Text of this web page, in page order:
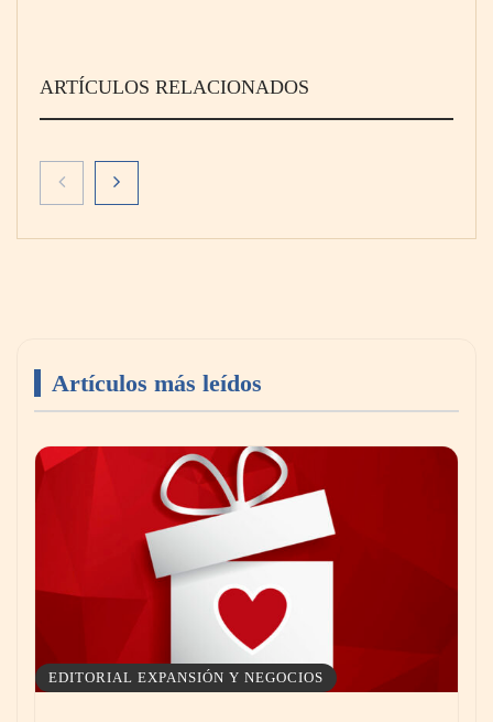
ARTÍCULOS RELACIONADOS
abogado laboralista
Artículos más leídos
EDITORIAL EXPANSIÓN Y NEGOCIOS